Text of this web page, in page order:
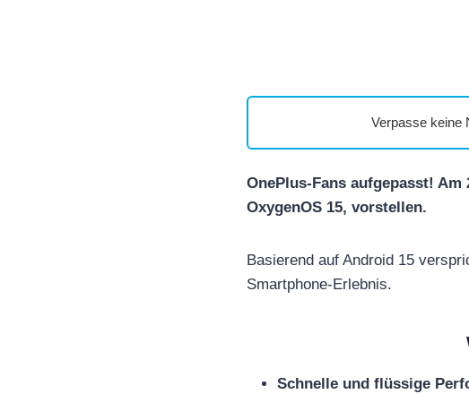
Verpasse keine
OnePlus-Fans aufgepasst!
OxygenOS 15, vorstellen.
Basierend auf Android 15
Smartphone-Erlebnis.
Schnelle und flüssige